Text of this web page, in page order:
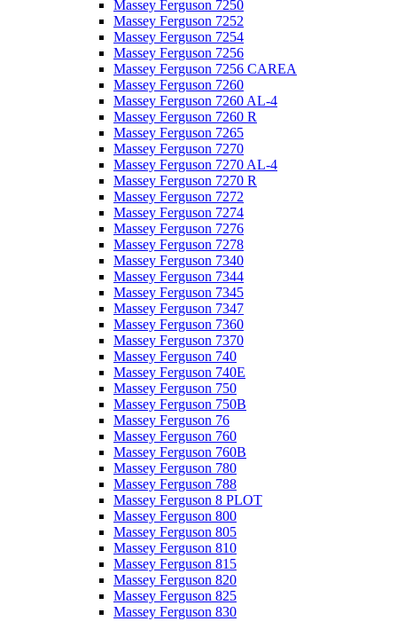
Massey Ferguson 7250
Massey Ferguson 7252
Massey Ferguson 7254
Massey Ferguson 7256
Massey Ferguson 7256 CAREA
Massey Ferguson 7260
Massey Ferguson 7260 AL-4
Massey Ferguson 7260 R
Massey Ferguson 7265
Massey Ferguson 7270
Massey Ferguson 7270 AL-4
Massey Ferguson 7270 R
Massey Ferguson 7272
Massey Ferguson 7274
Massey Ferguson 7276
Massey Ferguson 7278
Massey Ferguson 7340
Massey Ferguson 7344
Massey Ferguson 7345
Massey Ferguson 7347
Massey Ferguson 7360
Massey Ferguson 7370
Massey Ferguson 740
Massey Ferguson 740E
Massey Ferguson 750
Massey Ferguson 750B
Massey Ferguson 76
Massey Ferguson 760
Massey Ferguson 760B
Massey Ferguson 780
Massey Ferguson 788
Massey Ferguson 8 PLOT
Massey Ferguson 800
Massey Ferguson 805
Massey Ferguson 810
Massey Ferguson 815
Massey Ferguson 820
Massey Ferguson 825
Massey Ferguson 830